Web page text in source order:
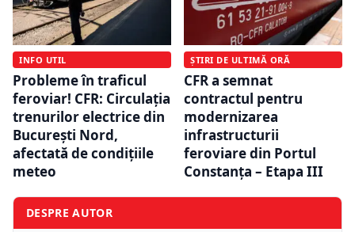
INFO UTIL
Probleme în traficul
feroviar! CFR: Circulația
trenurilor electrice din
București Nord,
afectată de condițiile
meteo
ȘTIRI DE ULTIMĂ ORĂ
CFR a semnat
contractul pentru
modernizarea
infrastructurii
feroviare din Portul
Constanța – Etapa III
DESPRE AUTOR